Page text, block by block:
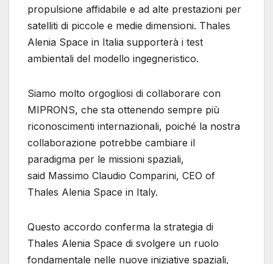
propulsione affidabile e ad alte prestazioni per
satelliti di piccole e medie dimensioni. Thales
Alenia Space in Italia supporterà i test
ambientali del modello ingegneristico.
Siamo molto orgogliosi di collaborare con
MIPRONS, che sta ottenendo sempre più
riconoscimenti internazionali, poiché la nostra
collaborazione potrebbe cambiare il
paradigma per le missioni spaziali,
said Massimo Claudio Comparini, CEO of
Thales Alenia Space in Italy.
Questo accordo conferma la strategia di
Thales Alenia Space di svolgere un ruolo
fondamentale nelle nuove iniziative spaziali,